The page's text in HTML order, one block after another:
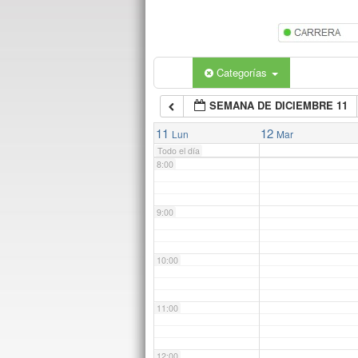
Categorías
SEMANA DE DICIEMBRE 11
11 Lun 12 Mar
Todo el día
7:00
8:00
9:00
10:00
11:00